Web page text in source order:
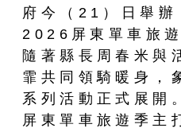
府今（21）日舉辦
2026屏東單車旅
隨著縣長周春米與
霏共同領騎暖身，
系列活動正式展開
屏東單車旅遊季主